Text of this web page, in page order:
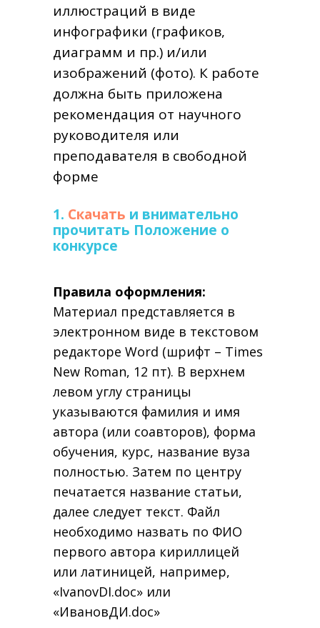
иллюстраций в виде
инфографики (графиков,
диаграмм и пр.) и/или
изображений (фото). К работе
должна быть приложена
рекомендация от научного
руководителя или
преподавателя в свободной
форме
1. Скачать и внимательно
прочитать Положение о
конкурсе
Правила оформления:
Материал представляется в
электронном виде в текстовом
редакторе Word (шрифт – Times
New Roman, 12 пт). В верхнем
левом углу страницы
указываются фамилия и имя
автора (или соавторов), форма
обучения, курс, название вуза
полностью. Затем по центру
печатается название статьи,
далее следует текст. Файл
необходимо назвать по ФИО
первого автора кириллицей
или латиницей, например,
«IvanovDI.doc» или
«ИвановДИ.doc»